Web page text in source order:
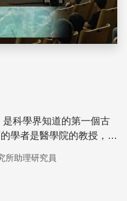
科學界知道的第一個古
學者是醫學院的教授，他
二次世界大戰後，高等教
所助理研究員